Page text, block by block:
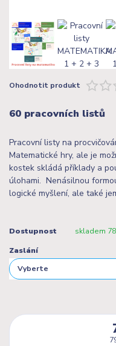
Ohodnotit produkt
60 pracovních listů
Pracovní listy na
Matematické hry, ale je
kostek skládá příklady a
úlohami. Nenásilnou
logické myšlení, ale také
Dostupnost skladem
Zaslání